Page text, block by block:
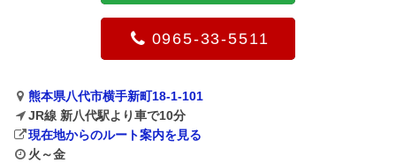
0965-33-5511
熊本県八代市横手新町18-1-101
JR線 新八代駅より車で10分
現在地からのルート案内を見る
火～金